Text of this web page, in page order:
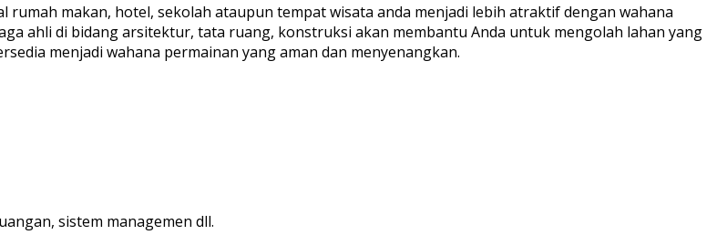
makan, hotel, sekolah ataupun tempat wisata anda menjadi lebih atraktif dengan wahana
ahli di bidang arsitektur, tata ruang, konstruksi akan membantu Anda untuk mengolah lahan yang
menjadi wahana permainan yang aman dan menyenangkan.
sistem managemen dll.